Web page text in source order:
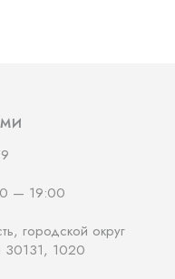
— 19:00
городской округ
30131, 1020